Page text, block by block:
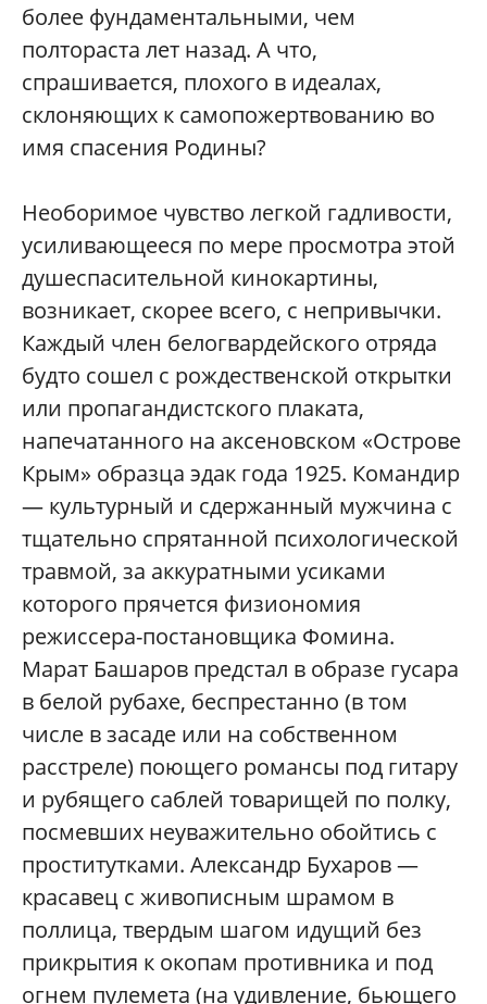
более фундаментальными, чем
полтораста лет назад. А что,
спрашивается, плохого в идеалах,
склоняющих к самопожертвованию во
имя спасения Родины?
Необоримое чувство легкой гадливости,
усиливающееся по мере просмотра этой
душеспасительной кинокартины,
возникает, скорее всего, с непривычки.
Каждый член белогвардейского отряда
будто сошел с рождественской открытки
или пропагандистского плаката,
напечатанного на аксеновском «Острове
Крым» образца эдак года 1925. Командир
— культурный и сдержанный мужчина с
тщательно спрятанной психологической
травмой, за аккуратными усиками
которого прячется физиономия
режиссера-постановщика Фомина.
Марат Башаров предстал в образе гусара
в белой рубахе, беспрестанно (в том
числе в засаде или на собственном
расстреле) поющего романсы под гитару
и рубящего саблей товарищей по полку,
посмевших неуважительно обойтись с
проститутками. Александр Бухаров —
красавец с живописным шрамом в
поллица, твердым шагом идущий без
прикрытия к окопам противника и под
огнем пулемета (на удивление, бьющего